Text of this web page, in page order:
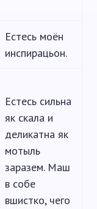
Естесь моён
инспирацьон.
Естесь сильна
як скала и
деликатна як
мотыль
заразем. Маш
в собе
вшистко, чего